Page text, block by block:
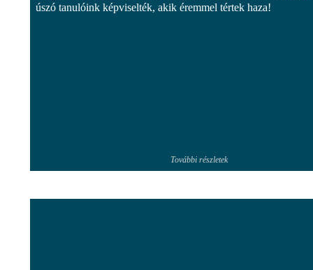
úszó tanulóink képviselték, akik éremmel tértek haza!
További részletek